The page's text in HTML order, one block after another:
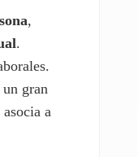
,
.
gran
a